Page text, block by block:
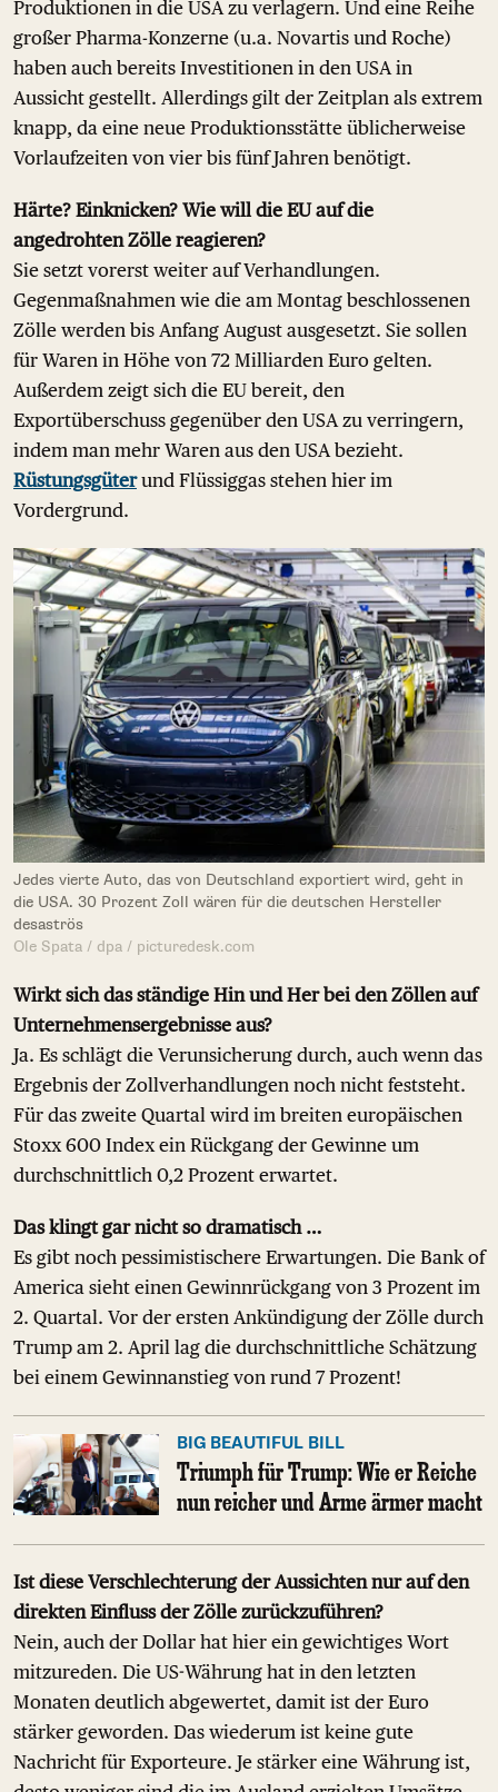
Produktionen in die USA zu verlagern. Und eine Reihe
großer Pharma-Konzerne (u.a. Novartis und Roche)
haben auch bereits Investitionen in den USA in
Aussicht gestellt. Allerdings gilt der Zeitplan als extrem
knapp, da eine neue Produktionsstätte üblicherweise
Vorlaufzeiten von vier bis fünf Jahren benötigt.
Härte? Einknicken? Wie will die EU auf die
angedrohten Zölle reagieren?
Sie setzt vorerst weiter auf Verhandlungen.
Gegenmaßnahmen wie die am Montag beschlossenen
Zölle werden bis Anfang August ausgesetzt. Sie sollen
für Waren in Höhe von 72 Milliarden Euro gelten.
Außerdem zeigt sich die EU bereit, den
Exportüberschuss gegenüber den USA zu verringern,
indem man mehr Waren aus den USA bezieht.
Rüstungsgüterund Flüssiggas stehen hier im
Vordergrund.
Jedes vierte Auto, das von Deutschland exportiert wird, geht in
die USA. 30 Prozent Zoll wären für die deutschen Hersteller
desaströs
Ole Spata / dpa / picturedesk.com
Wirkt sich das ständige Hin und Her bei den Zöllen auf
Unternehmensergebnisse aus?
Ja. Es schlägt die Verunsicherung durch, auch wenn das
Ergebnis der Zollverhandlungen noch nicht feststeht.
Für das zweite Quartal wird im breiten europäischen
Stoxx 600 Index ein Rückgang der Gewinne um
durchschnittlich 0,2 Prozent erwartet.
Das klingt gar nicht so dramatisch …
Es gibt noch pessimistischere Erwartungen. Die Bank of
America sieht einen Gewinnrückgang von 3 Prozent im
2. Quartal. Vor der ersten Ankündigung der Zölle durch
Trump am 2. April lag die durchschnittliche Schätzung
bei einem Gewinnanstieg von rund 7 Prozent!
BIG BEAUTIFUL BILL
Triumph für Trump: Wie er Reiche
nun reicher und Arme ärmer macht
Ist diese Verschlechterung der Aussichten nur auf den
direkten Einfluss der Zölle zurückzuführen?
Nein, auch der Dollar hat hier ein gewichtiges Wort
mitzureden. Die US-Währung hat in den letzten
Monaten deutlich abgewertet, damit ist der Euro
stärker geworden. Das wiederum ist keine gute
Nachricht für Exporteure. Je stärker eine Währung ist,